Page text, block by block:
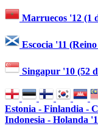
Marruecos '12 (1
Escocia '11
Singapur '10 (52
Estonia - Finlandia -
Indonesia - Holanda